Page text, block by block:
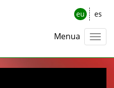
eu es
Menua